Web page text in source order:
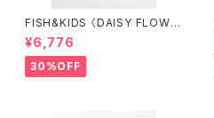
FISH&KIDS 〈DAISY FLOWE
R SHIRT〉
¥6,776
30%OFF